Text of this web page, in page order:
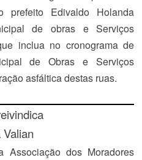
Edivaldo Holanda
de obras e Serviços
inclua no cronograma de
de Obras e Serviços
asfáltica destas ruas.
Associação dos Moradores